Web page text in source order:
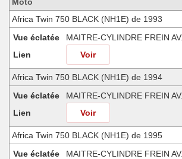
compatibles
Africa Twin 750 BLACK (NH1E) de 1993
Vue éclatée
MAITRE-CYLINDRE FREIN AV.
Lien
Voir
Africa Twin 750 BLACK (NH1E) de 1994
Vue éclatée
MAITRE-CYLINDRE FREIN AV.
Lien
Voir
Africa Twin 750 BLACK (NH1E) de 1995
Vue éclatée
MAITRE-CYLINDRE FREIN AV.